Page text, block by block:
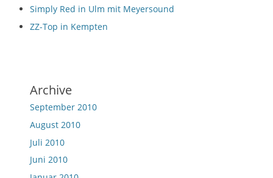
Simply Red in Ulm mit Meyersound
ZZ-Top in Kempten
Archive
September 2010
August 2010
Juli 2010
Juni 2010